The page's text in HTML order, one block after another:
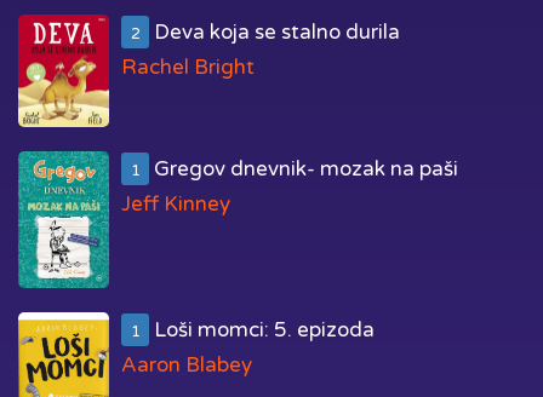
2
Deva koja se stalno durila
Rachel Bright
1
Gregov dnevnik- mozak na paši
Jeff Kinney
1
Loši momci: 5. epizoda
Aaron Blabey